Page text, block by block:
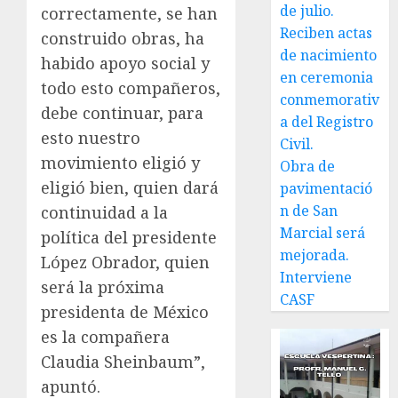
correctamente, se han
construido obras, ha
habido apoyo social y
todo esto compañeros,
debe continuar, para
esto nuestro
movimiento eligió y
eligió bien, quien dará
continuidad a la
política del presidente
López Obrador, quien
será la próxima
presidenta de México
es la compañera
Claudia Sheinbaum”,
apuntó.
de julio.
Reciben actas
de nacimiento
en ceremonia
conmemorativ
a del Registro
Civil.
Obra de
pavimentació
n de San
Marcial será
mejorada.
Interviene
CASF